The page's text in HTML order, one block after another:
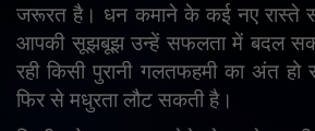
जरूरत है। धन कमाने के कई नए
आपकी सूझबूझ उन्हें सफलता में बदल
रही किसी पुरानी गलतफहमी का अंत
फिर से मधुरता लौट सकती है।